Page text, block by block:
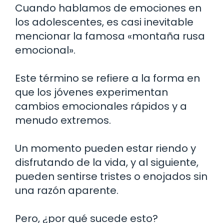
Cuando hablamos de emociones en
los adolescentes, es casi inevitable
mencionar la famosa «montaña rusa
emocional».
Este término se refiere a la forma en
que los jóvenes experimentan
cambios emocionales rápidos y a
menudo extremos.
Un momento pueden estar riendo y
disfrutando de la vida, y al siguiente,
pueden sentirse tristes o enojados sin
una razón aparente.
Pero, ¿por qué sucede esto?